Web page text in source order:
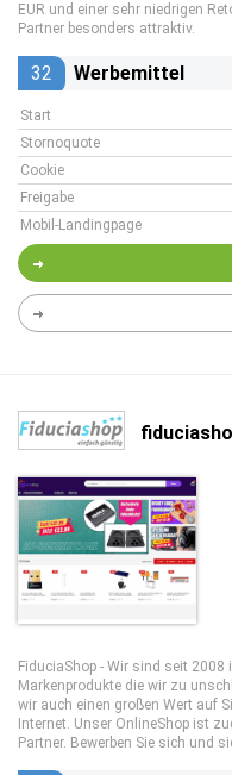
EUR und einer sehr niedrigen
Partner besonders attraktiv.
32 Werbemittel
Start
Stornoquote
Cookie
Freigabe
Mobil-Landingpage
FiduciaShop - Wir sind seit
Markenprodukte die wir zu
wir auch einen großen Wert auf
Internet. Unser OnlineShop ist
Partner. Bewerben Sie sich und